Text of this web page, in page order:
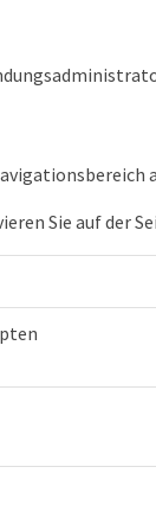
Sie auf der